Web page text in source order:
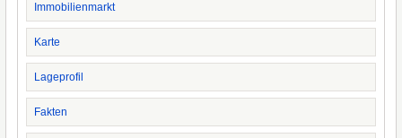
Immobilienmarkt
Karte
Lageprofil
Fakten